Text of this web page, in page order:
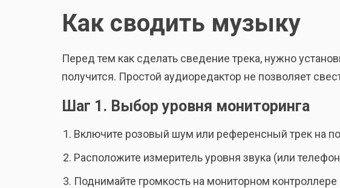
Как сводить музыку
Перед тем как сделать сведение трека, нужно
получится. Простой аудиоредактор не позволяет
Шаг 1. Выбор уровня мониторинга
Включите розовый шум или референсный трек на
Расположите измеритель уровня звука (или
Поднимайте громкость на мониторном контроллере